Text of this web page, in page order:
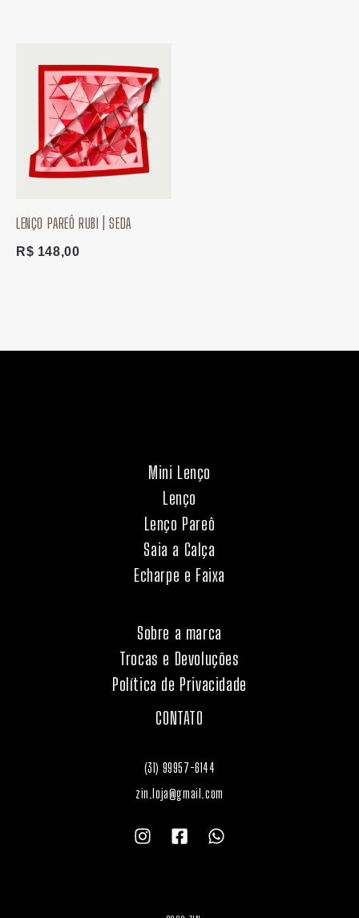
LENÇO PAREÔ RUBI | SEDA
R$ 148,00
Mini Lenço
Lenço
Lenço Pareô
Saia a Calça
Echarpe e Faixa
Sobre a marca
Trocas e Devoluções
Política de Privacidade
CONTATO
(31) 99957-6144
zin.loja@gmail.com